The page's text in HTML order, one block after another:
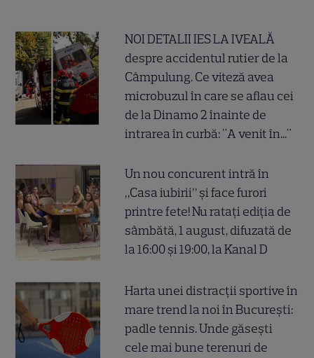
NOI DETALII IES LA IVEALĂ
despre accidentul rutier de la
Câmpulung. Ce viteză avea
microbuzul în care se aflau cei
de la Dinamo 2 înainte de
intrarea în curbă: "A venit în..."
Un nou concurent intră în
„Casa iubirii” și face furori
printre fete! Nu ratați ediția de
sâmbătă, 1 august, difuzată de
la 16:00 și 19:00, la Kanal D
Harta unei distracții sportive în
mare trend la noi în București:
padle tennis. Unde găsești
cele mai bune terenuri de